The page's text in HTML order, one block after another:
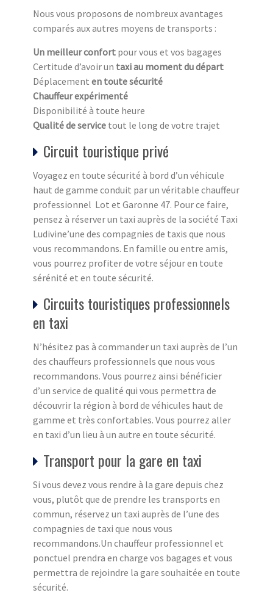
Nous vous proposons de nombreux avantages
comparés aux autres moyens de transports :
Un meilleur confort pour vous et vos bagages
Certitude d’avoir un taxi au moment du départ
Déplacement en toute sécurité
Chauffeur expérimenté
Disponibilité à toute heure
Qualité de service tout le long de votre trajet
Circuit touristique privé
Voyagez en toute sécurité à bord d’un véhicule
haut de gamme conduit par un véritable chauffeur
professionnel Lot et Garonne 47. Pour ce faire,
pensez à réserver un taxi auprès de la société Taxi
Ludivine’une des compagnies de taxis que nous
vous recommandons. En famille ou entre amis,
vous pourrez profiter de votre séjour en toute
sérénité et en toute sécurité.
Circuits touristiques professionnels
en taxi
N’hésitez pas à commander un taxi auprès de l’un
des chauffeurs professionnels que nous vous
recommandons. Vous pourrez ainsi bénéficier
d’un service de qualité qui vous permettra de
découvrir la région à bord de véhicules haut de
gamme et très confortables. Vous pourrez aller
en taxi d’un lieu à un autre en toute sécurité.
Transport pour la gare en taxi
Si vous devez vous rendre à la gare depuis chez
vous, plutôt que de prendre les transports en
commun, réservez un taxi auprès de l’une des
compagnies de taxi que nous vous
recommandons.Un chauffeur professionnel et
ponctuel prendra en charge vos bagages et vous
permettra de rejoindre la gare souhaitée en toute
sécurité.